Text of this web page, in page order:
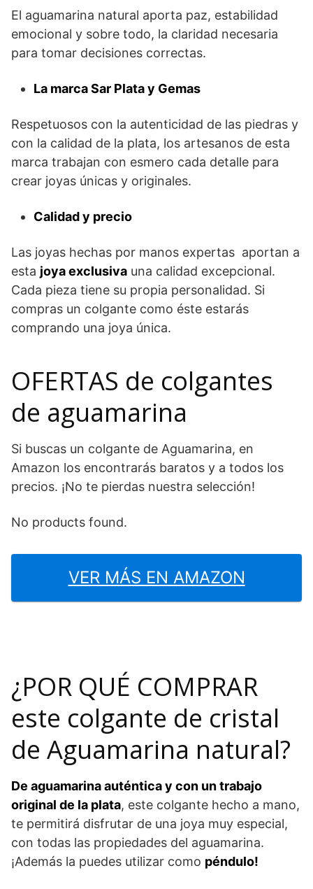
El aguamarina natural aporta paz, estabilidad
emocional y sobre todo, la claridad necesaria
para tomar decisiones correctas.
La marca Sar Plata y Gemas
Respetuosos con la autenticidad de las piedras y
con la calidad de la plata, los artesanos de esta
marca trabajan con esmero cada detalle para
crear joyas únicas y originales.
Calidad y precio
Las joyas hechas por manos expertas aportan a
esta joya exclusiva una calidad excepcional.
Cada pieza tiene su propia personalidad. Si
compras un colgante como éste estarás
comprando una joya única.
OFERTAS de colgantes
de aguamarina
Si buscas un colgante de Aguamarina, en
Amazon los encontrarás baratos y a todos los
precios. ¡No te pierdas nuestra selección!
No products found.
VER MÁS EN AMAZON
¿POR QUÉ COMPRAR
este colgante de cristal
de Aguamarina natural?
De aguamarina auténtica y con un trabajo
original de la plata, este colgante hecho a mano,
te permitirá disfrutar de una joya muy especial,
con todas las propiedades del aguamarina.
¡Además la puedes utilizar como péndulo!